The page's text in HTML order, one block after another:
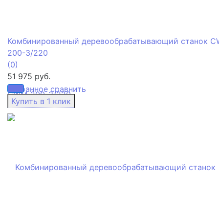
избранное сравнить
Комбинированный деревообрабатывающий станок
200-3/220
(0)
51 975 руб.